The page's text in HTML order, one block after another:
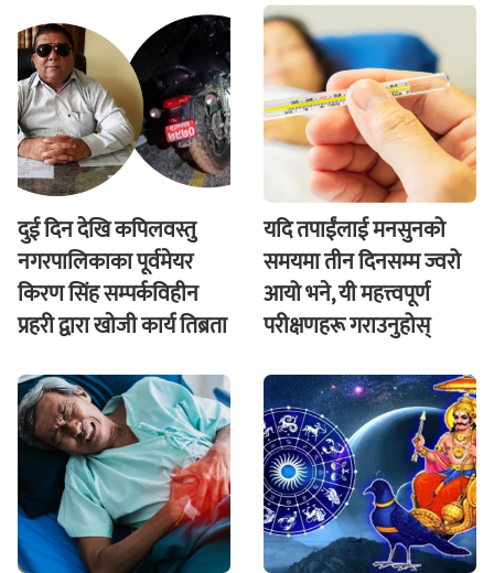
दुई दिन देखि कपिलवस्तु
नगरपालिकाका पूर्वमेयर
किरण सिंह सम्पर्कविहीन
प्रहरी द्वारा खाेजी कार्य तिब्रता
यदि तपाईंलाई मनसुनको
समयमा तीन दिनसम्म ज्वरो
आयो भने, यी महत्त्वपूर्ण
परीक्षणहरू गराउनुहोस्